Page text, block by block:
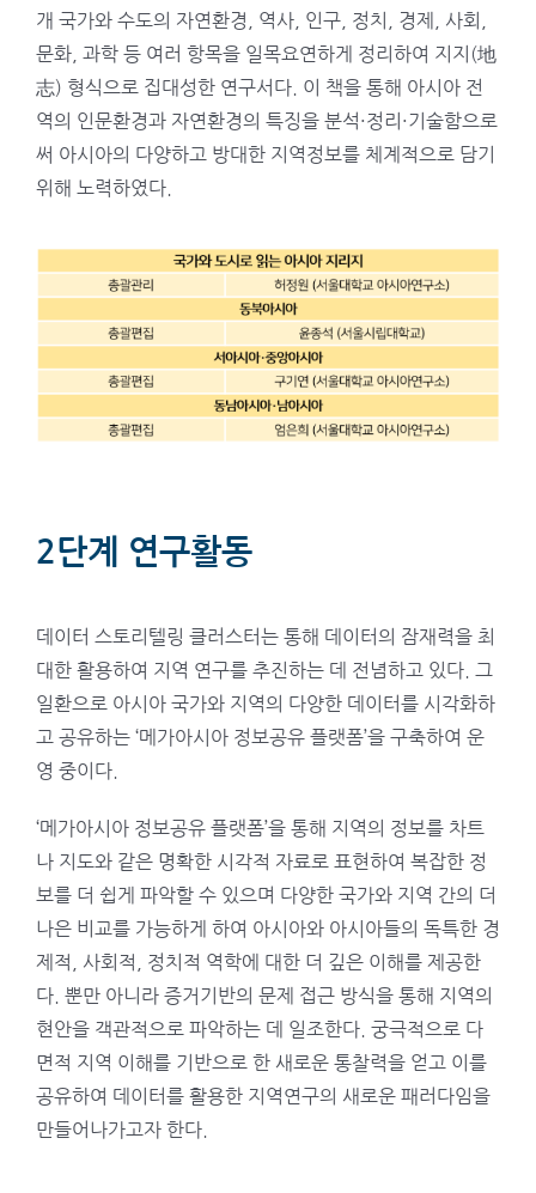
개 국가와 수도의 자연환경, 역사, 인구, 정치, 경제, 사회,
문화, 과학 등 여러 항목을 일목요연하게 정리하여 지지(地
志) 형식으로 집대성한 연구서다. 이 책을 통해 아시아 전
역의 인문환경과 자연환경의 특징을 분석·정리·기술함으로
써 아시아의 다양하고 방대한 지역정보를 체계적으로 담기
위해 노력하였다.
2단계 연구활동
데이터 스토리텔링 클러스터는 통해 데이터의 잠재력을 최
대한 활용하여 지역 연구를 추진하는 데 전념하고 있다. 그
일환으로 아시아 국가와 지역의 다양한 데이터를 시각화하
고 공유하는 ‘메가아시아 정보공유 플랫폼’을 구축하여 운
영 중이다.
‘메가아시아 정보공유 플랫폼’을 통해 지역의 정보를 차트
나 지도와 같은 명확한 시각적 자료로 표현하여 복잡한 정
보를 더 쉽게 파악할 수 있으며 다양한 국가와 지역 간의 더
나은 비교를 가능하게 하여 아시아와 아시아들의 독특한 경
제적, 사회적, 정치적 역학에 대한 더 깊은 이해를 제공한
다. 뿐만 아니라 증거기반의 문제 접근 방식을 통해 지역의
현안을 객관적으로 파악하는 데 일조한다. 궁극적으로 다
면적 지역 이해를 기반으로 한 새로운 통찰력을 얻고 이를
공유하여 데이터를 활용한 지역연구의 새로운 패러다임을
만들어나가고자 한다.